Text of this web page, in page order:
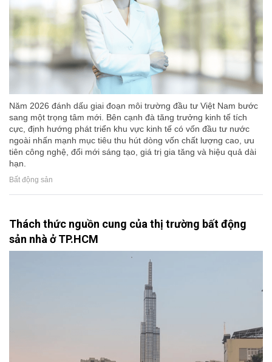
Năm 2026 đánh dấu giai đoạn môi trường đầu tư Việt Nam bước
sang một trọng tâm mới. Bên cạnh đà tăng trưởng kinh tế tích
cực, định hướng phát triển khu vực kinh tế có vốn đầu tư nước
ngoài nhấn mạnh mục tiêu thu hút dòng vốn chất lượng cao, ưu
tiên công nghệ, đổi mới sáng tạo, giá trị gia tăng và hiệu quả dài
hạn.
Bất động sản
Thách thức nguồn cung của thị trường bất động
sản nhà ở TP.HCM